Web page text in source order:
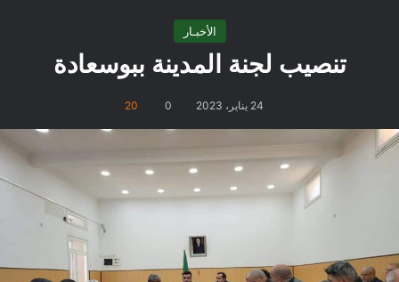
الأخبـار
تنصيب لجنة المدينة ببوسعادة
24 يناير، 2023 0
20